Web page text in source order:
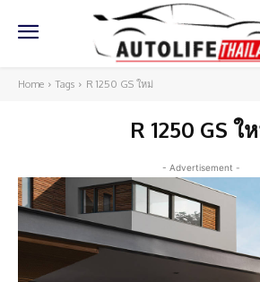
Home Tags R 1250 GS ใหม่
R 1250 GS ใ
- Advertisement -